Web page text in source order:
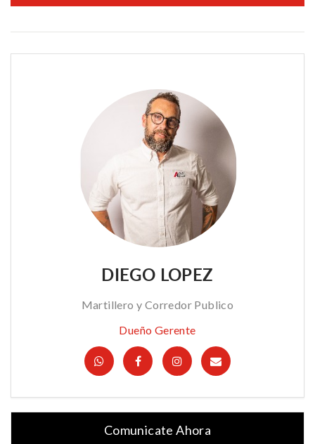
DIEGO LOPEZ
Martillero y Corredor Publico
Dueño Gerente
Comunicate Ahora